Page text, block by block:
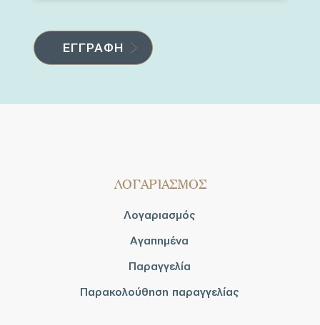
ΛΟΓΑΡΙΑΣΜΟΣ
Λογαριασμός
Αγαπημένα
Παραγγελία
Παρακολούθηση παραγγελίας